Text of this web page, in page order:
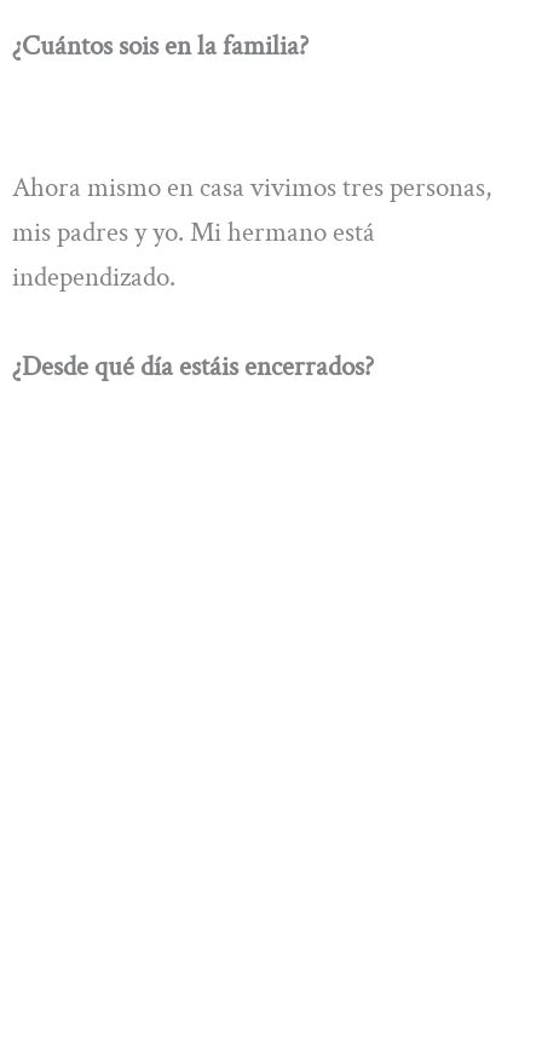
¿Cuántos sois en la familia?
Ahora mismo en casa vivimos tres personas,
mis padres y yo. Mi hermano está
independizado.
¿Desde qué día estáis encerrados?